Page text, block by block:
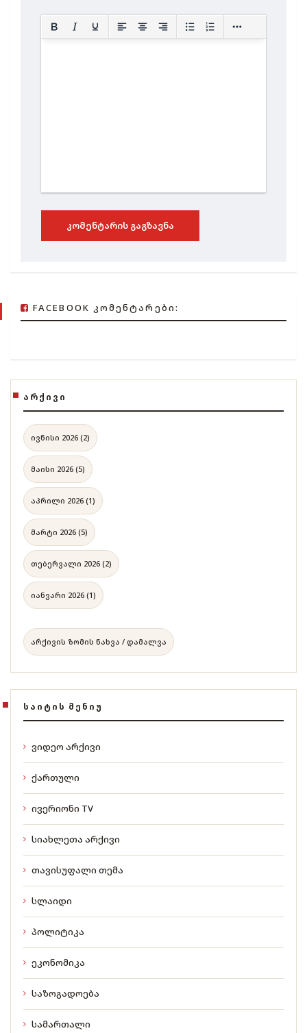
ᲙᲝᲛᲔᲜᲢᲐᲠᲘᲡ ᲒᲐᲒᲖᲐᲕᲜᲐ
FACEBOOK ᲙᲝᲛᲔᲜᲢᲐᲠᲔᲑᲘ:
ᲐᲠᲥᲘᲕᲘ
ივნისი 2026 (2)
მაისი 2026 (5)
აპრილი 2026 (1)
მარტი 2026 (5)
თებერვალი 2026 (2)
იანვარი 2026 (1)
არქივის ზომის ნახვა / დამალვა
ᲡᲐᲘᲢᲘᲡ ᲛᲔᲜᲘᲣ
ვიდეო არქივი
ქართული
ივერიონი TV
სიახლეთა არქივი
თავისუფალი თემა
სლაიდი
პოლიტიკა
ეკონომიკა
საზოგადოება
სამართალი